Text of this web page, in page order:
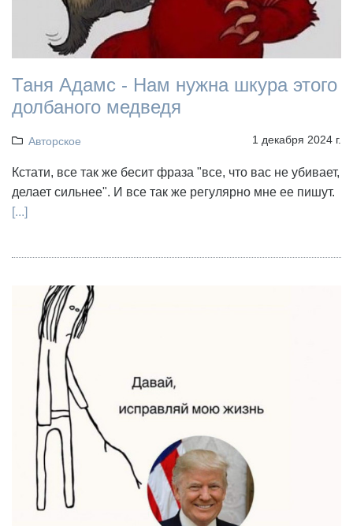
Таня Адамс - Нам нужна шкура этого
долбаного медведя
Авторское 1 декабря 2024 г.
Кстати, все так же бесит фраза "все, что вас не убивает,
делает сильнее". И все так же регулярно мне ее пишут.
[...]